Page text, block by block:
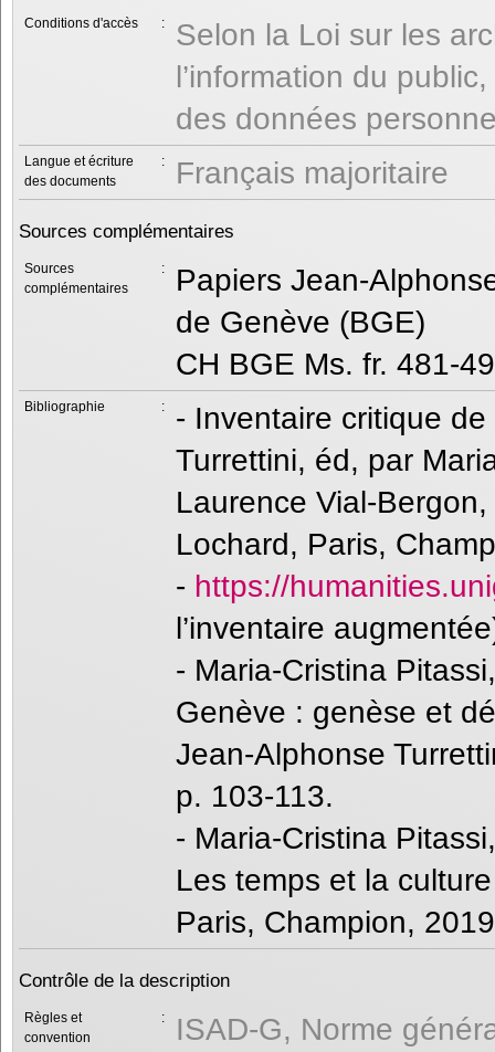
Conditions d'accès :
Selon la Loi sur les
l’information du
des données
Langue et écriture
des documents
: Français majoritaire
Sources complémentaires
Sources
complémentaires
:
Papiers Jean-
de Genève (BGE)
CH BGE Ms. fr. 481-
Bibliographie :
- Inventaire critique
Turrettini, éd, par
Laurence Vial-
Lochard, Paris,
- https://
l’inventaire
- Maria-Cristina
Genève : genèse et
Jean-Alphonse
p. 103-113.
- Maria-Cristina
Les temps et la
Paris, Champion, 2019
Contrôle de la description
Règles et
convention
:
ISAD-G, Norme